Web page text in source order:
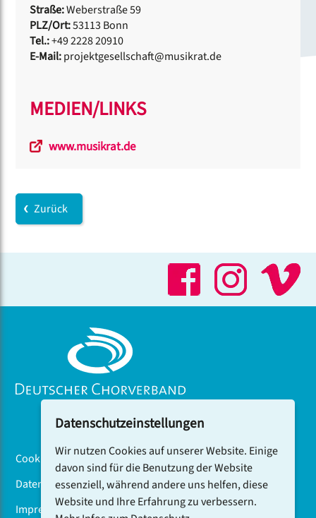
Straße:Weberstraße 59
PLZ/Ort:53113 Bonn
Tel.:+49 2228 20910
E-Mail:projektgesellschaft@musikrat.de
MEDIEN/LINKS
www.musikrat.de
Zurück
Cookiebanner
Datenschutz
Impressum
Datenschutzeinstellungen
Wir nutzen Cookies auf unserer Website. Einige
davon sind für die Benutzung der Website
essenziell, während andere uns helfen, diese
Website und Ihre Erfahrung zu verbessern.